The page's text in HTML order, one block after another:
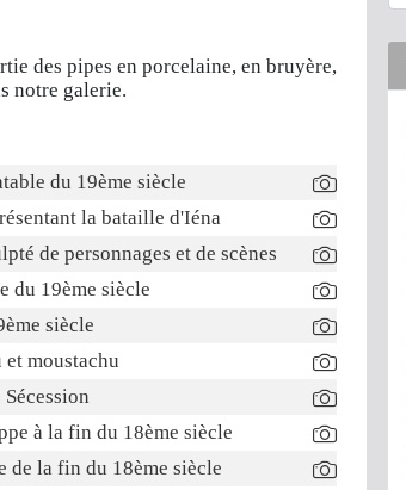
des pipes en porcelaine, en bruyère,
notre galerie.
du 19ème siècle
la bataille d'Iéna
de personnages et de scènes
du 19ème siècle
siècle
et moustachu
à la fin du 18ème siècle
de la fin du 18ème siècle